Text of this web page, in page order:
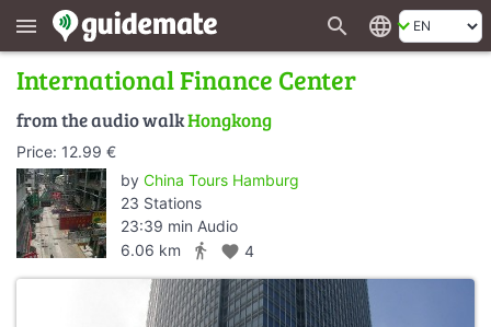
menu search language
International Finance Center
from the audio walkHongkong
Price: 12.99 €
by China Tours Hamburg
23 Stations
23:39 min Audio
6.06 km
directions_walk favorite 4